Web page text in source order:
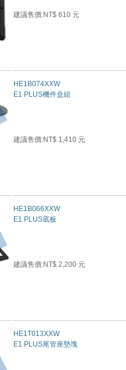
建議售價:NT$ 610 元
HE1B074XXW
E1 PLUS機件盒組
建議售價:NT$ 1,410 元
HE1B066XXW
E1 PLUS底板
建議售價:NT$ 2,200 元
HE1T013XXW
E1 PLUS尾管座墊塊